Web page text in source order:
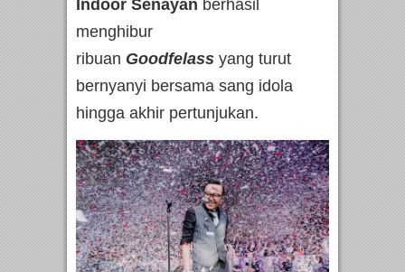
Indoor Senayan berhasil
menghibur
ribuan Goodfelass yang turut
bernyanyi bersama sang idola
hingga akhir pertunjukan.